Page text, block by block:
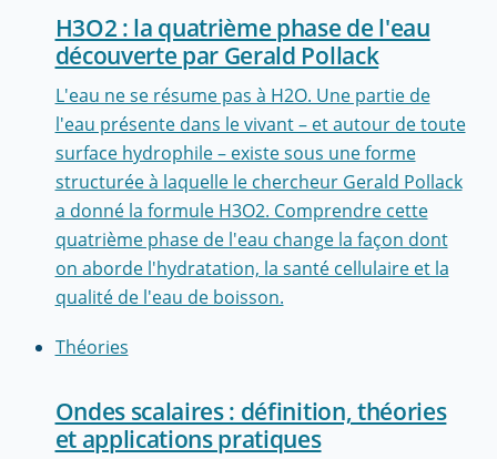
H3O2 : la quatrième phase de l'eau
découverte par Gerald Pollack
L'eau ne se résume pas à H2O. Une partie de
l'eau présente dans le vivant – et autour de toute
surface hydrophile – existe sous une forme
structurée à laquelle le chercheur Gerald Pollack
a donné la formule H3O2. Comprendre cette
quatrième phase de l'eau change la façon dont
on aborde l'hydratation, la santé cellulaire et la
qualité de l'eau de boisson.
Théories
Ondes scalaires : définition, théories
et applications pratiques